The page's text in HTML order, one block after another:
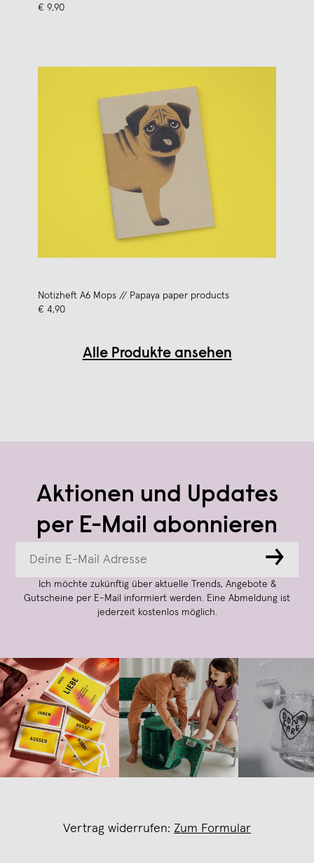
€ 9,90
Notizheft A6 Mops // Papaya paper products
€ 4,90
Alle Produkte ansehen
Aktionen und Updates
per E-Mail abonnieren
→
Ich möchte zukünftig über aktuelle Trends, Angebote &
Gutscheine per E-Mail informiert werden. Eine Abmeldung ist
jederzeit kostenlos möglich.
Vertrag widerrufen: Zum Formular